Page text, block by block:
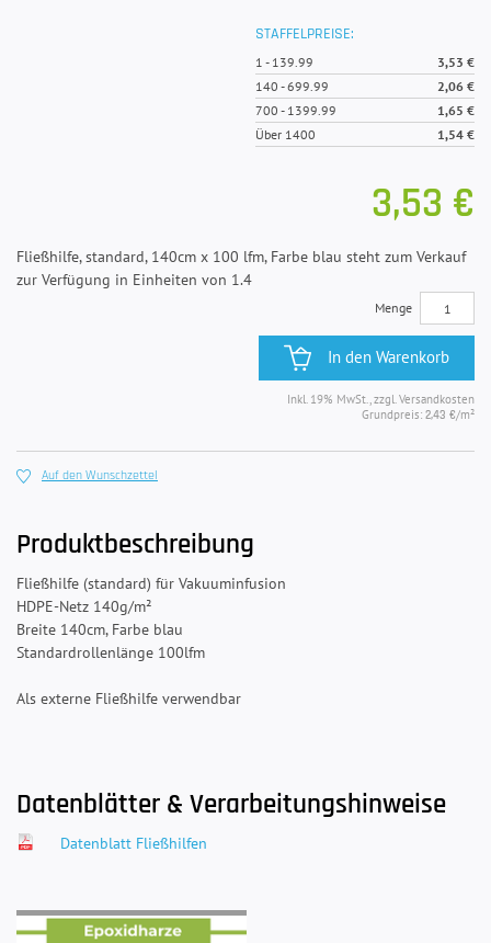
STAFFELPREISE:
1 - 139.99
3,53 €
140 -699.99
2,06 €
700 - 1399.99
1,65 €
Über 1400
1,54 €
3,53 €
Fließhilfe, standard, 140cm x 100 lfm, Farbe blau steht zum Verkauf
zur Verfügung in Einheiten von 1.4
Menge
In den Warenkorb
Inkl. 19% MwSt., zzgl. Versandkosten
Grundpreis: 2,43 €/m²
Auf den Wunschzettel
Produktbeschreibung
Fließhilfe (standard) für Vakuuminfusion
HDPE-Netz 140g/m²
Breite 140cm, Farbe blau
Standardrollenlänge 100lfm
Als externe Fließhilfe verwendbar
Datenblätter & Verarbeitungshinweise
Datenblatt Fließhilfen